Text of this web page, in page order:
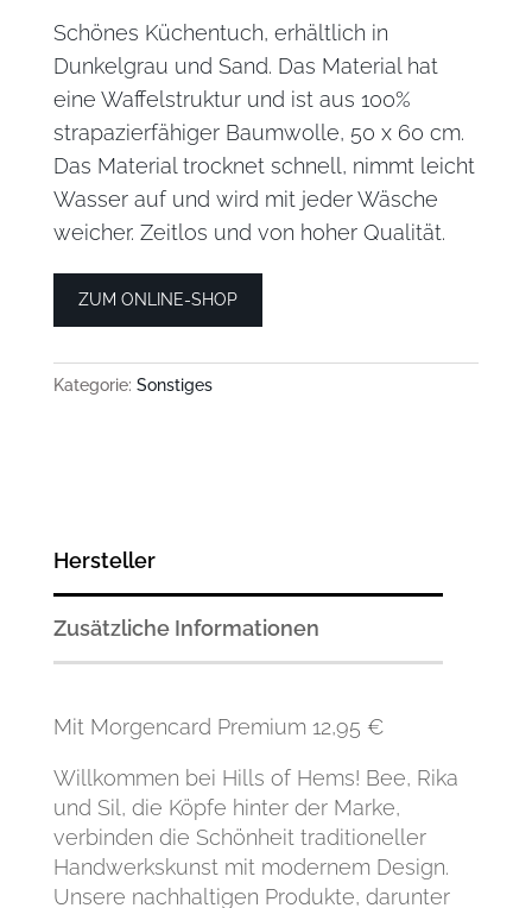
Schönes Küchentuch, erhältlich in
Dunkelgrau und Sand. Das Material hat
eine Waffelstruktur und ist aus 100%
strapazierfähiger Baumwolle, 50 x 60 cm.
Das Material trocknet schnell, nimmt leicht
Wasser auf und wird mit jeder Wäsche
weicher. Zeitlos und von hoher Qualität.
ZUM ONLINE-SHOP
Kategorie: Sonstiges
Hersteller
Zusätzliche Informationen
Mit Morgencard Premium 12,95 €
Willkommen bei Hills of Hems! Bee, Rika
und Sil, die Köpfe hinter der Marke,
verbinden die Schönheit traditioneller
Handwerkskunst mit modernem Design.
Unsere nachhaltigen Produkte, darunter